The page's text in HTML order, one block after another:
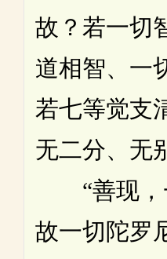
故？若一切
道相智、一
若七等觉支
无二分、无
“善现，
故一切陀罗